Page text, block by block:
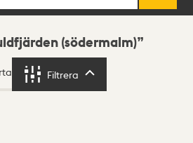
(södermalm)
Filtrera